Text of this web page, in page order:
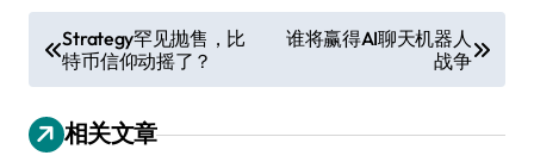
章
导
航
Strategy罕见抛售，比
特币信仰动摇了？
谁将赢得AI聊天机器人
战争
相关文章